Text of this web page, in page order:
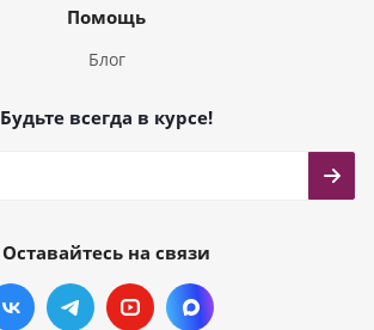
Помощь
Блог
Будьте всегда в курсе!
Оставайтесь на связи